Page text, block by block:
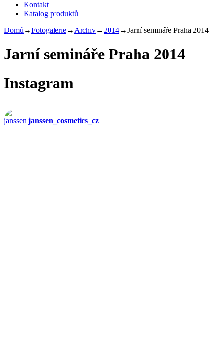
Kontakt
Katalog produktů
Domů →Fotogalerie→ Archiv→ 2014→Jarní semináře Praha 2014
Jarní semináře Praha 2014
Instagram
janssen_cosmetics_cz